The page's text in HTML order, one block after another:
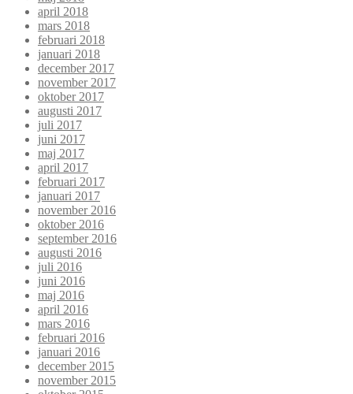
april 2018
mars 2018
februari 2018
januari 2018
december 2017
november 2017
oktober 2017
augusti 2017
juli 2017
juni 2017
maj 2017
april 2017
februari 2017
januari 2017
november 2016
oktober 2016
september 2016
augusti 2016
juli 2016
juni 2016
maj 2016
april 2016
mars 2016
februari 2016
januari 2016
december 2015
november 2015